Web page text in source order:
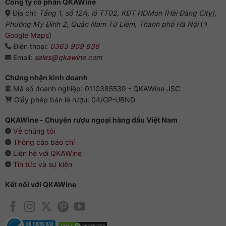
qua nhiều bước lọc nho, sau đó họ sẽ đem đi ủ trong thùng
gỗ sồi Pháp. Điều làm nên giá trị của chai vang này đó chính
là nhờ phương pháp kéo dài thời gian làm khô gỗ sồi trước
khi ghép lại thành thùng và nướng lên, giúp vang sở hữu
hương vị độc đáo, khó có một loại vang nào có thể sánh
được.
Rượu vang Austin Cabernet Sauvignon Paso Robles với nồng
độ 14.5%, vang có sắc màu đỏ ruby đậm đặc, kèm bao bì
sang trọng. Đây chắc chắn là chai vang giúp bạn có một
Thông tin chi tiết
Xuất xứ: Mỹ
Thương hiệu: Hope Family Wines
Loại vang: Rượu vang đỏ
Nồng độ: 14.5%
Dung tích: 750 ml
Địa chỉ: Tầng 1, số 12A, lô TT02, KĐT HDMon (Hải Đăng City),
Phường Mỹ Đình 2, Quận Nam Từ Liêm, Thành phố Hà Nội(
Google Maps)
Điện thoại: 0363 909 636
Email: sales@qkawine.com
Chứng nhận kinh doanh
Mã số doanh nghiệp: 0110385539 - QKAWine JSC
Giấy phép bán lẻ rượu: 04/GP-UBND
QKAWine - Chuyên rượu ngoại hàng đầu Việt Nam
Về chúng tôi
Thông cáo báo chí
Liên hệ với QKAWine
Tin tức và sự kiện
Kết nối với QKAWine